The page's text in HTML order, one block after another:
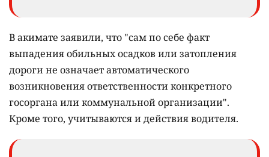
В акимате заявили, что "сам по себе факт
выпадения обильных осадков или затопления
дороги не означает автоматического
возникновения ответственности конкретного
госоргана или коммунальной организации".
Кроме того, учитываются и действия водителя.